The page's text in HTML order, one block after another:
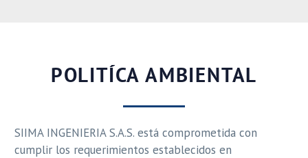
POLITÍCA AMBIENTAL
SIIMA INGENIERIA S.A.S. está comprometida con
cumplir los requerimientos establecidos en